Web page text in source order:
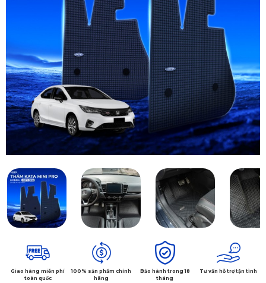
Giao hàng miễn phí
toàn quốc
100% sản phẩm chính
hãng
Bảo hành trong 18
tháng
Tư vấn hỗ trợ tận tình